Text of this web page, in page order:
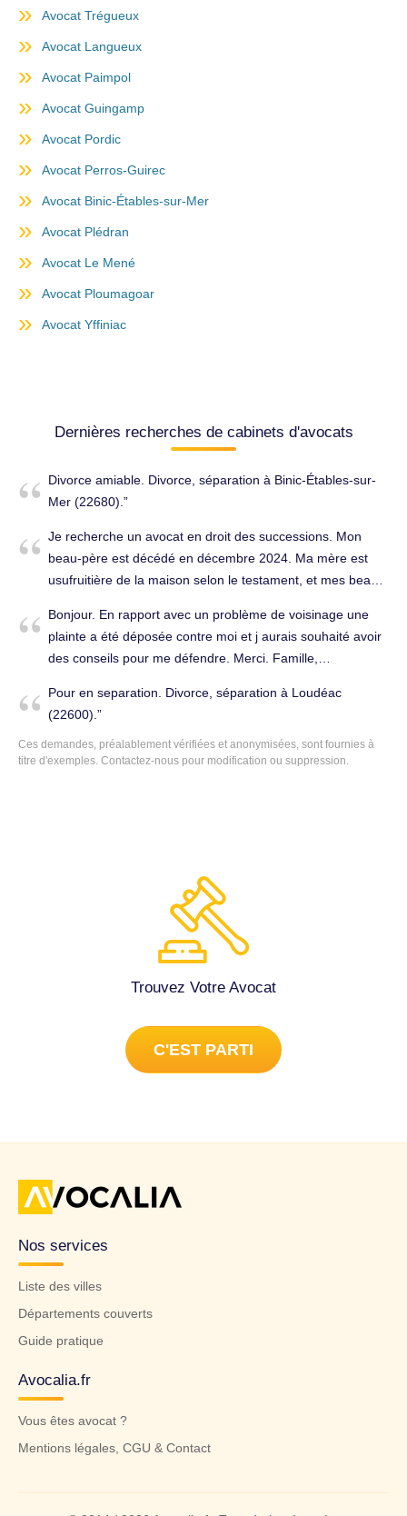
Avocat Trégueux
Avocat Langueux
Avocat Paimpol
Avocat Guingamp
Avocat Pordic
Avocat Perros-Guirec
Avocat Binic-Étables-sur-Mer
Avocat Plédran
Avocat Le Mené
Avocat Ploumagoar
Avocat Yffiniac
Dernières recherches de cabinets d'avocats
Divorce amiable. Divorce, séparation à Binic-Étables-sur-
Mer (22680).
Je recherche un avocat en droit des successions. Mon
beau-père est décédé en décembre 2024. Ma mère est
usufruitière de la maison selon le testament, et mes beaux-
loyer depuis le décès ainsi que des sommes importantes.
Nous souhaitons savoir si ces demandes sont légales et
être accompagnés pour défendre nos droits dans la
succession. Famille, successions à Plélauff (22570).
Bonjour. En rapport avec un problème de voisinage une
plainte a été déposée contre moi et j aurais souhaité avoir
des conseils pour me défendre. Merci. Famille,
Pour en separation. Divorce, séparation à Loudéac
(22600).
Ces demandes, préalablement vérifiées et anonymisées, sont fournies à
titre d'exemples. Contactez-nous pour modification ou suppression.
Trouvez Votre Avocat
C'EST PARTI
Nos services
Liste des villes
Départements couverts
Guide pratique
Avocalia.fr
Vous êtes avocat ?
Mentions légales, CGU & Contact